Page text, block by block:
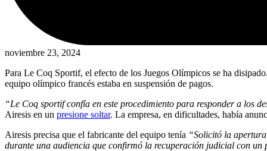
noviembre 23, 2024
Para Le Coq Sportif, el efecto de los Juegos Olímpicos se ha
equipo olímpico francés estaba en suspensión de pagos.
“Le Coq sportif confía en este procedimiento para responder a los
Airesis en un presione soltar. La empresa, en dificultades, había
Airesis precisa que el fabricante del equipo tenía “Solicitó la
durante una audiencia que confirmó la recuperación judicial con un